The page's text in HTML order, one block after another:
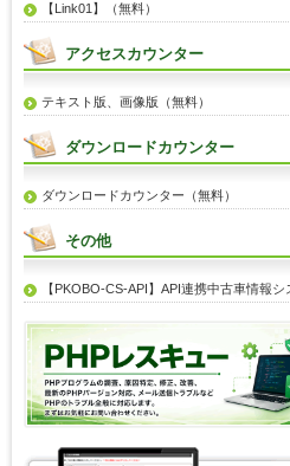
【Link01】（無料）
アクセスカウンター
テキスト版、画像版（無料）
ダウンロードカウンター
ダウンロードカウンター（無料）
その他
【PKOBO-CS-API】API連携中古車情報シ